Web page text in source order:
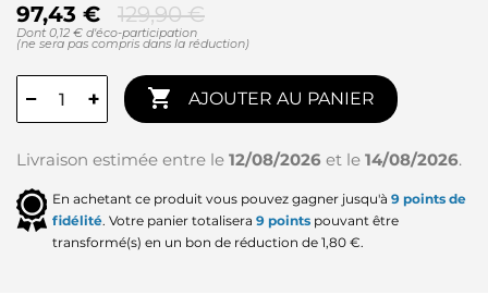
97,43 € 129,90 €
Dont 0,12 € d'éco-participation
(ne sera pas compris dans la réduction)
− +  AJOUTER AU PANIER
Livraison estimée entre le 12/08/2026 et le 14/08/2026.
En achetant ce produit vous pouvez gagner jusqu'à 9 points de
fidélité. Votre panier totalisera 9 points pouvant être
transformé(s) en un bon de réduction de 1,80 €.